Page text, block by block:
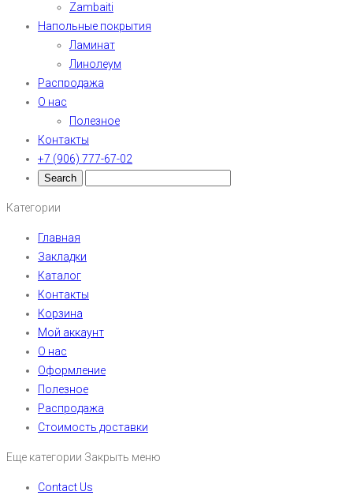
Zambaiti
Напольные покрытия
Ламинат
Линолеум
Распродажа
О нас
Полезное
Контакты
+7 (906) 777-67-02
Категории
Главная
Закладки
Каталог
Контакты
Корзина
Мой аккаунт
О нас
Оформление
Полезное
Распродажа
Стоимость доставки
Еще категории Закрыть меню
Contact Us